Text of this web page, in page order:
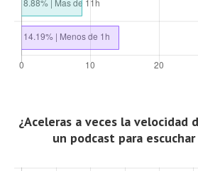
¿Aceleras a veces la velocidad
un podcast para